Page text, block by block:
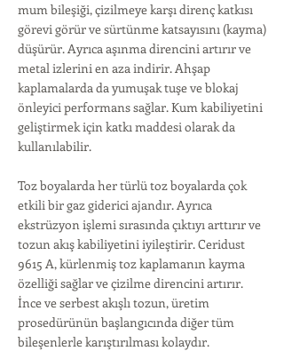
mum bileşiği, çizilmeye karşı direnç katkısı
görevi görür ve sürtünme katsayısını (kayma)
düşürür. Ayrıca aşınma direncini artırır ve
metal izlerini en aza indirir. Ahşap
kaplamalarda da yumuşak tuşe ve blokaj
önleyici performans sağlar. Kum kabiliyetini
geliştirmek için katkı maddesi olarak da
kullanılabilir.
Toz boyalarda her türlü toz boyalarda çok
etkili bir gaz giderici ajandır. Ayrıca
ekstrüzyon işlemi sırasında çıktıyı arttırır ve
tozun akış kabiliyetini iyileştirir. Ceridust
9615 A, kürlenmiş toz kaplamanın kayma
özelliği sağlar ve çizilme direncini artırır.
İnce ve serbest akışlı tozun, üretim
prosedürünün başlangıcında diğer tüm
bileşenlerle karıştırılması kolaydır.